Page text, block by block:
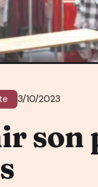
3/10/2023
son